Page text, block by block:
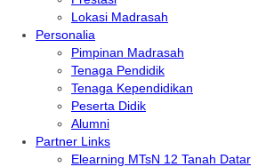
Lokasi Madrasah
Personalia
Pimpinan Madrasah
Tenaga Pendidik
Tenaga Kependidikan
Peserta Didik
Alumni
Partner Links
Elearning MTsN 12 Tanah Datar